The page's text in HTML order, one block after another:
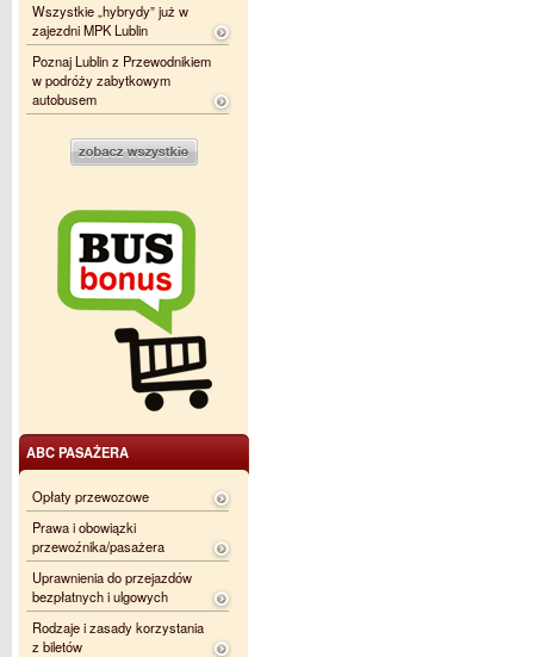
Wszystkie „hybrydy” już w
zajezdni MPK Lublin
Poznaj Lublin z Przewodnikiem
w podróży zabytkowym
autobusem
ABC PASAŻERA
Opłaty przewozowe
Prawa i obowiązki
przewoźnika/pasażera
Uprawnienia do przejazdów
bezpłatnych i ulgowych
Rodzaje i zasady korzystania
z biletów